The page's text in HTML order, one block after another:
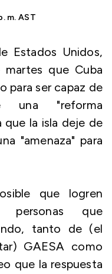
m. AST
Estados Unidos,
que Cuba
para ser capaz de
una "reforma
que la isla deje de
"amenaza" para
que logren
personas que
tanto de (el
GAESA como
que la respuesta